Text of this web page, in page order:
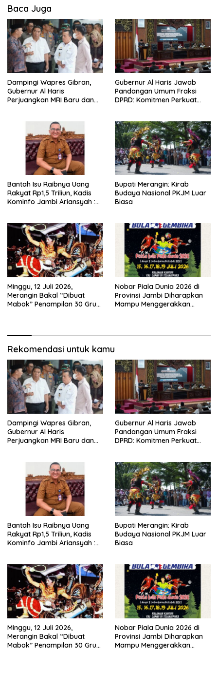
Baca Juga
Dampingi Wapres Gibran,
Gubernur Al Haris
Perjuangkan MRI Baru dan
Gubernur Al Haris Jawab
Pandangan Umum Fraksi
DPRD: Komitmen Perkuat
Bantah Isu Raibnya Uang
Rakyat Rp1,5 Triliun, Kadis
Kominfo Jambi Ariansyah :
Sejak 2002
Bupati Merangin: Kirab
Budaya Nasional PKJM Luar
Biasa
Minggu, 12 Juli 2026,
Merangin Bakal “Dibuat
Mabok” Penampilan 30 Grup
Nobar Piala Dunia 2026 di
Provinsi Jambi Diharapkan
Mampu Menggerakkan
Rekomendasi untuk kamu
Dampingi Wapres Gibran,
Gubernur Al Haris
Perjuangkan MRI Baru dan
Gubernur Al Haris Jawab
Pandangan Umum Fraksi
DPRD: Komitmen Perkuat
Bantah Isu Raibnya Uang
Rakyat Rp1,5 Triliun, Kadis
Kominfo Jambi Ariansyah :
Sejak 2002
Bupati Merangin: Kirab
Budaya Nasional PKJM Luar
Biasa
Minggu, 12 Juli 2026,
Merangin Bakal “Dibuat
Mabok” Penampilan 30 Grup
Nobar Piala Dunia 2026 di
Provinsi Jambi Diharapkan
Mampu Menggerakkan